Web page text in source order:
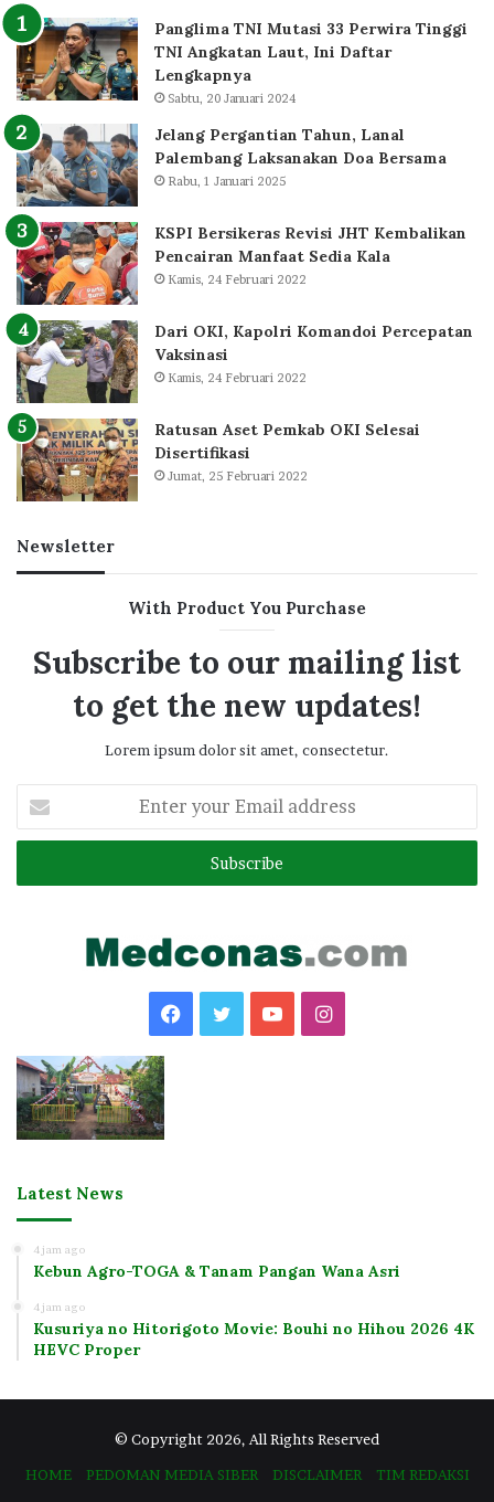
Panglima TNI Mutasi 33 Perwira Tinggi
TNI Angkatan Laut, Ini Daftar
Lengkapnya
Sabtu, 20 Januari 2024
Jelang Pergantian Tahun, Lanal
Palembang Laksanakan Doa Bersama
Rabu, 1 Januari 2025
KSPI Bersikeras Revisi JHT Kembalikan
Pencairan Manfaat Sedia Kala
Kamis, 24 Februari 2022
Dari OKI, Kapolri Komandoi Percepatan
Vaksinasi
Kamis, 24 Februari 2022
Ratusan Aset Pemkab OKI Selesai
Disertifikasi
Jumat, 25 Februari 2022
Newsletter
With Product You Purchase
Subscribe to our mailing list
to get the new updates!
Lorem ipsum dolor sit amet, consectetur.
your
Email
Facebook
TwitterYouTubeInstagram
Latest News
4 jam ago
Kebun Agro-TOGA & Tanam Pangan Wana Asri
4 jam ago
Kusuriya no Hitorigoto Movie: Bouhi no Hihou 2026 4K
HEVC Proper
© Copyright 2026, All Rights Reserved
HOME
PEDOMAN MEDIA SIBER DISCLAIMER
TIM REDAKSI